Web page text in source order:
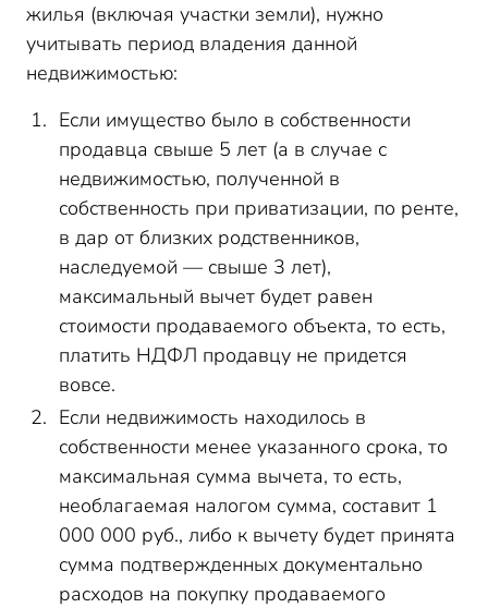
жилья (включая участки земли), нужно
учитывать период владения данной
недвижимостью:
Если имущество было в собственности
продавца свыше 5 лет (а в случае с
недвижимостью, полученной в
собственность при приватизации, по ренте,
в дар от близких родственников,
наследуемой — свыше 3 лет),
максимальный вычет будет равен
стоимости продаваемого объекта, то есть,
платить НДФЛ продавцу не придется
вовсе.
Если недвижимость находилось в
собственности менее указанного срока, то
максимальная сумма вычета, то есть,
необлагаемая налогом сумма, составит 1
000 000 руб., либо к вычету будет принята
сумма подтвержденных документально
расходов на покупку продаваемого